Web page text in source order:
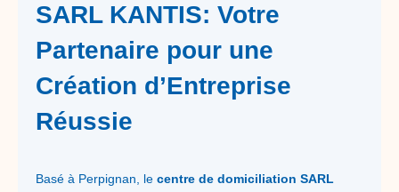
SARL KANTIS: Votre
Partenaire pour une
Création d’Entreprise
Réussie
Basé à Perpignan, le centre de domiciliation SARL